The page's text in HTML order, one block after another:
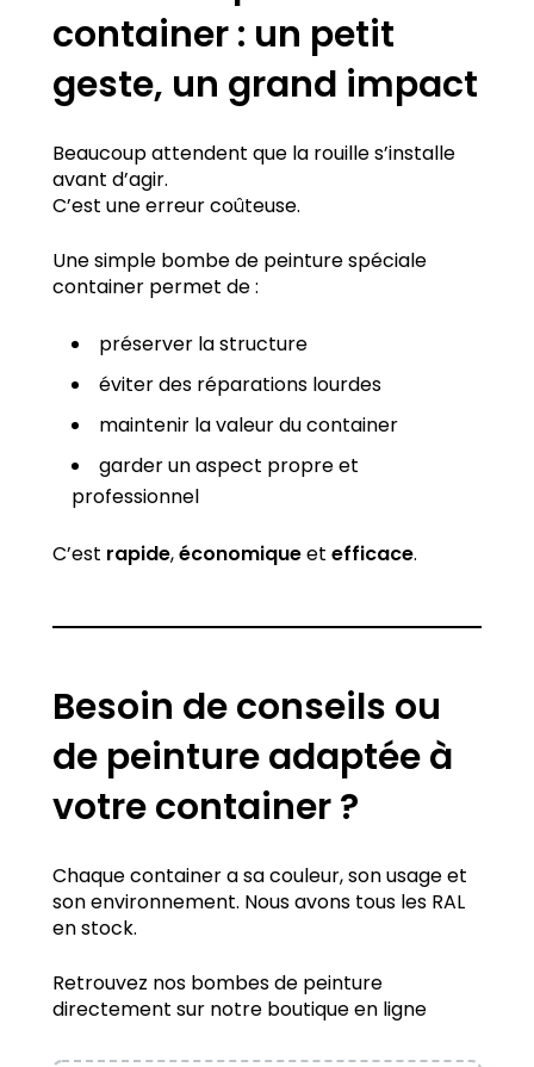
container : un petit
geste, un grand impact
Beaucoup attendent que la rouille s’installe
avant d’agir.
C’est une erreur coûteuse.
Une simple bombe de peinture spéciale
container permet de :
préserver la structure
éviter des réparations lourdes
maintenir la valeur du container
garder un aspect propre et
professionnel
C’est rapide,économiqueetefficace.
Besoin de conseils ou
de peinture adaptée à
votre container ?
Chaque container a sa couleur, son usage et
son environnement. Nous avons tous les RAL
en stock.
Retrouvez nos bombes de peinture
directement sur notre boutique en ligne